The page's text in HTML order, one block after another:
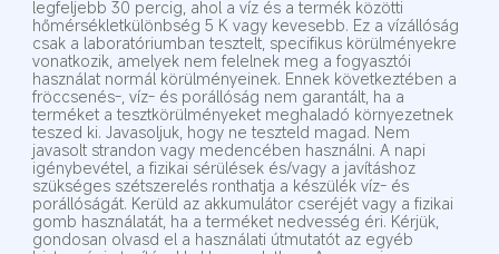
legfeljebb 30 percig, ahol a víz és a termék közötti
hőmérsékletkülönbség 5 K vagy kevesebb. Ez a vízállóság
csak a laboratóriumban tesztelt, specifikus körülményekre
vonatkozik, amelyek nem felelnek meg a fogyasztói
használat normál körülményeinek. Ennek következtében a
fröccsenés-, víz- és porállóság nem garantált, ha a
terméket a tesztkörülményeket meghaladó környezetnek
teszed ki. Javasoljuk, hogy ne teszteld magad. Nem
javasolt strandon vagy medencében használni. A napi
igénybevétel, a fizikai sérülések és/vagy a javításhoz
szükséges szétszerelés ronthatja a készülék víz- és
porállóságát. Kerüld az akkumulátor cseréjét vagy a fizikai
gomb használatát, ha a terméket nedvesség éri. Kérjük,
gondosan olvasd el a használati útmutatót az egyéb